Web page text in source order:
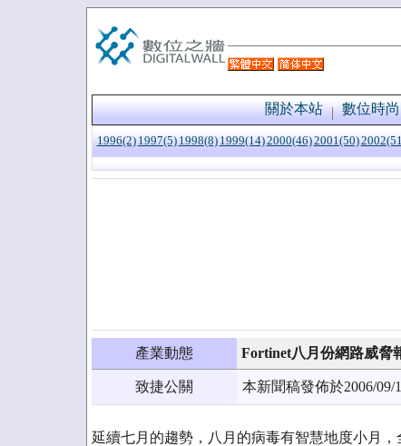
關於本站 數位時尚
1996(2) 1997(5) 1998(8) 1999(14)2000(46)2001(50)
產業動態 Fortinet八月份網路威脅
致捷公關 本新聞稿發佈於2006/
延續七月的趨勢，八月的病毒有智慧地度小月